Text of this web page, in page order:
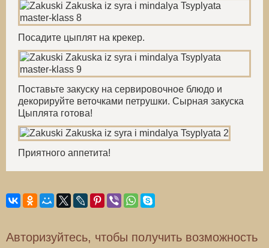
Посадите цыплят на крекер.
Поставьте закуску на сервировочное блюдо и
декорируйте веточками петрушки. Сырная закуска
Цыплята готова!
Приятного аппетита!
Авторизуйтесь, чтобы получить возможность